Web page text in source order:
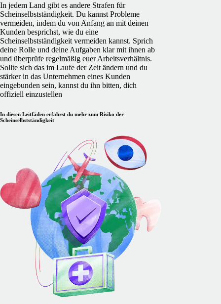
In jedem Land gibt es andere Strafen für
Scheinselbstständigkeit. Du kannst Probleme
vermeiden, indem du von Anfang an mit deinen
Kunden besprichst, wie du eine
Scheinselbstständigkeit vermeiden kannst. Sprich
deine Rolle und deine Aufgaben klar mit ihnen ab
und überprüfe regelmäßig euer Arbeitsverhältnis.
Sollte sich das im Laufe der Zeit ändern und du
stärker in das Unternehmen eines Kunden
eingebunden sein, kannst du ihn bitten, dich
offiziell einzustellen
In diesen Leitfäden erfährst du mehr zum Risiko der
Scheinselbstständigkeit